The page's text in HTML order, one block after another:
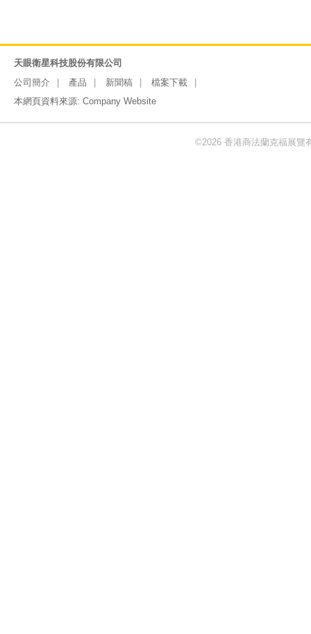
天眼衛星科技股份有限公司
公司簡介
產品 新聞稿
檔案下載
本網頁資料來源: Company Website
©2026 香港商法蘭克福展覽